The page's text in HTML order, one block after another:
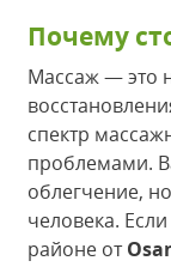
Почему
Массаж — это
спектр
проблемами.
облегчение,
человека.
районе от